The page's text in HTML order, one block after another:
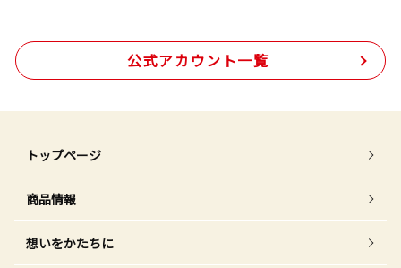
公式アカウント一覧
トップページ
商品情報
想いをかたちに